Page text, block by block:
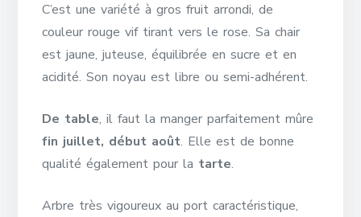
C’est une variété à gros fruit arrondi, de
couleur rouge vif tirant vers le rose. Sa chair
est jaune, juteuse, équilibrée en sucre et en
acidité. Son noyau est libre ou semi-adhérent.
De table, il faut la manger parfaitement mûre
fin juillet, début août. Elle est de bonne
qualité également pour la tarte.
Arbre très vigoureux au port caractéristique,